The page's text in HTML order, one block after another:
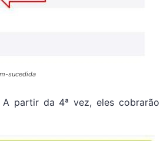
sucedida
partir da 4ª vez, eles cobrarão